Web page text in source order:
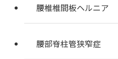
腰椎椎間板ヘルニア
腰部脊柱管狭窄症